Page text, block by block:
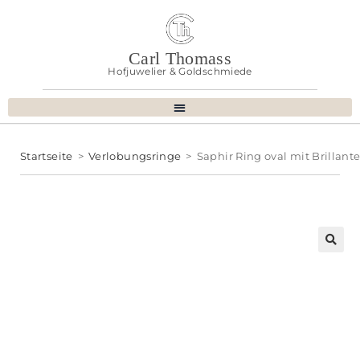
Carl Thomass
Hofjuwelier & Goldschmiede
Startseite > Verlobungsringe > Saphir Ring oval mit